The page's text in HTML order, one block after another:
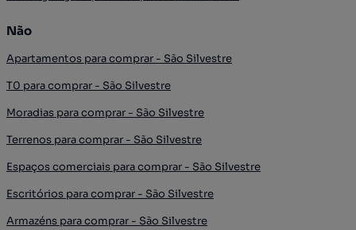
Não
Apartamentos para comprar - São Silvestre
T0 para comprar - São Silvestre
Moradias para comprar - São Silvestre
Terrenos para comprar - São Silvestre
Espaços comerciais para comprar - São Silvestre
Escritórios para comprar - São Silvestre
Armazéns para comprar - São Silvestre